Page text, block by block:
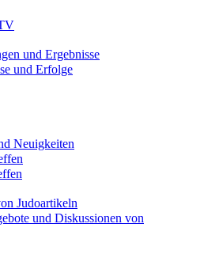
und Ergebnisse
und Erfolge
Neuigkeiten
Judoartikeln
und Diskussionen von